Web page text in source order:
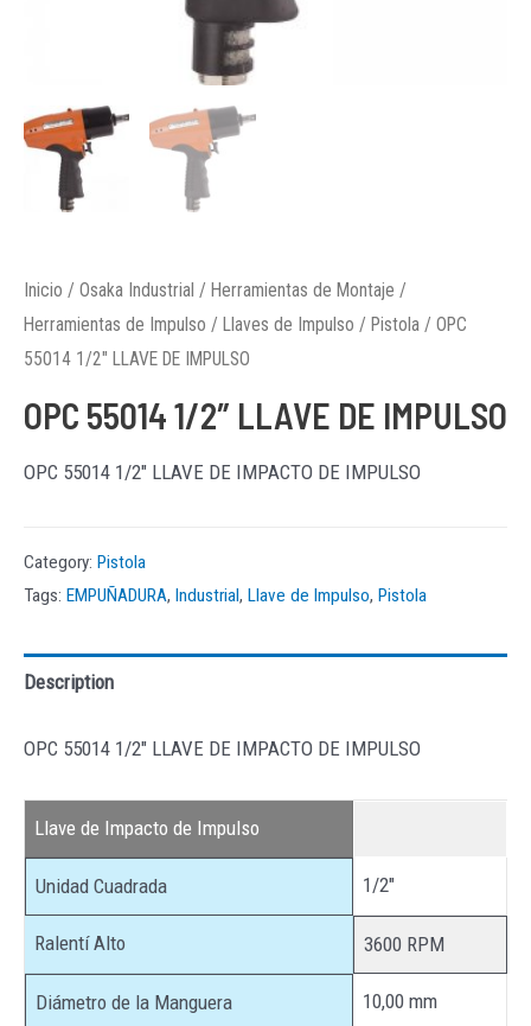
Inicio / Osaka Industrial / Herramientas de Montaje /
Herramientas de Impulso / Llaves de Impulso / Pistola / OPC
55014 1/2″ LLAVE DE IMPULSO
OPC 55014 1/2″ LLAVE DE IMPULSO
OPC 55014 1/2″ LLAVE DE IMPACTO DE IMPULSO
Category: Pistola
Tags: EMPUÑADURA, Industrial, Llave de Impulso, Pistola
Description
OPC 55014 1/2″ LLAVE DE IMPACTO DE IMPULSO
Llave de Impacto de Impulso
Unidad Cuadrada 1/2″
Ralentí Alto 3600 RPM
Diámetro de la Manguera 10,00 mm